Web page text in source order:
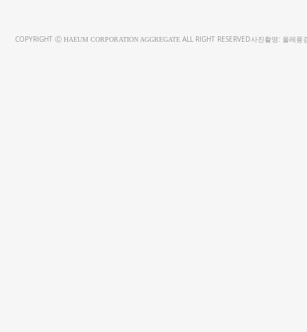
COPYRIGHT Ⓒ HAEUM CORPORATION AGGREGATE ALL RIGHT RESERVED
사진촬영: 올레풍경 (T.